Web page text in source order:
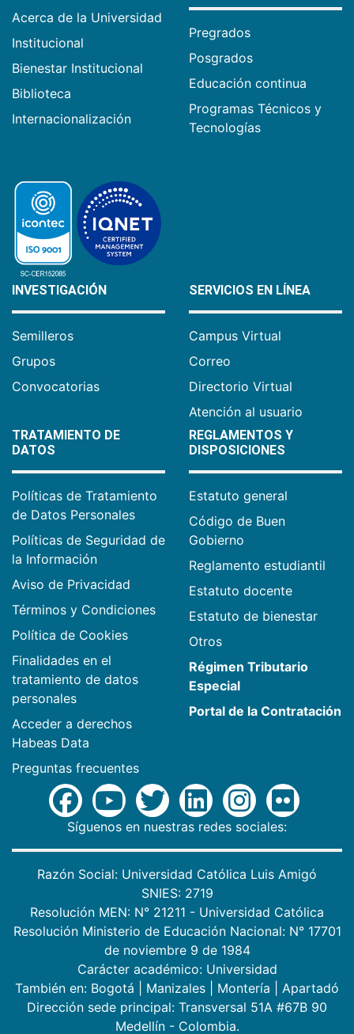
Acerca de la Universidad
Institucional
Bienestar Institucional
Biblioteca
Internacionalización
Pregrados
Posgrados
Educación continua
Programas Técnicos y
Tecnologías
INVESTIGACIÓN
Semilleros
Grupos
Convocatorias
SERVICIOS EN LÍNEA
Campus Virtual
Correo
Directorio Virtual
Atención al usuario
TRATAMIENTO DE
DATOS
Políticas de Tratamiento
de Datos Personales
Políticas de Seguridad de
la Información
Aviso de Privacidad
Términos y Condiciones
Política de Cookies
Finalidades en el
tratamiento de datos
personales
Acceder a derechos
Habeas Data
Preguntas frecuentes
REGLAMENTOS Y
DISPOSICIONES
Estatuto general
Código de Buen
Gobierno
Reglamento estudiantil
Estatuto docente
Estatuto de bienestar
Otros
Régimen Tributario
Especial
Portal de la Contratación
Síguenos en nuestras redes sociales:
Razón Social: Universidad Católica Luis Amigó
SNIES: 2719
Resolución MEN: N° 21211 - Universidad Católica
Resolución Ministerio de Educación Nacional: N° 17701
de noviembre 9 de 1984
Carácter académico: Universidad
También en: Bogotá Manizales Montería
Apartadó
Dirección sede principal: Transversal 51A #67B 90
Medellín - Colombia.